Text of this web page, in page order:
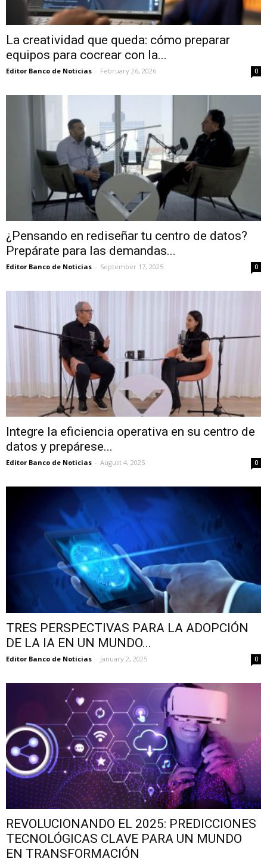
La creatividad que queda: cómo preparar
equipos para cocrear con la...
Editor Banco de Noticias - February 26, 2026 0
¿Pensando en rediseñar tu centro de datos?
Prepárate para las demandas...
Editor Banco de Noticias - September 17, 2025 0
Integre la eficiencia operativa en su centro de
datos y prepárese...
Editor Banco de Noticias - August 4, 2025 0
TRES PERSPECTIVAS PARA LA ADOPCIÓN
DE LA IA EN UN MUNDO...
Editor Banco de Noticias - January 2, 2025 0
REVOLUCIONANDO EL 2025: PREDICCIONES
TECNOLÓGICAS CLAVE PARA UN MUNDO
EN TRANSFORMACIÓN